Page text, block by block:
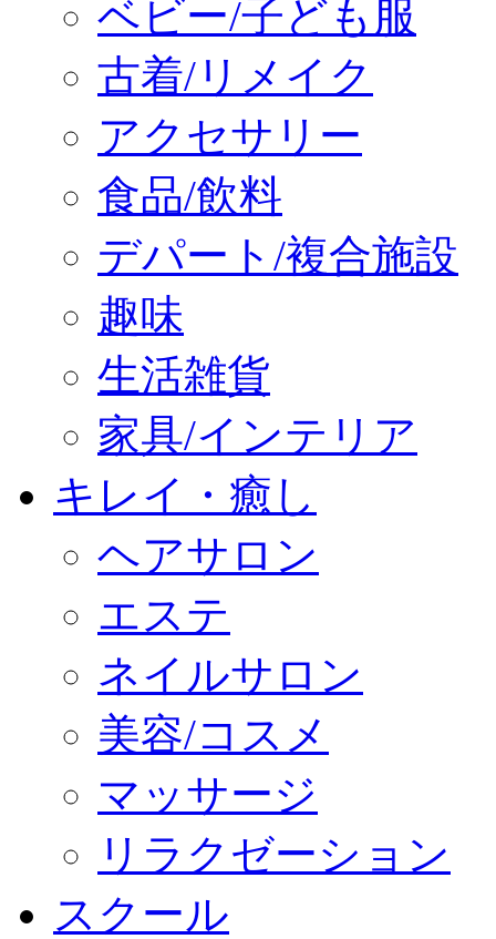
ベビー/子ども服
古着/リメイク
アクセサリー
食品/飲料
デパート/複合施設
趣味
生活雑貨
家具/インテリア
キレイ・癒し
ヘアサロン
エステ
ネイルサロン
美容/コスメ
マッサージ
リラクゼーション
スクール